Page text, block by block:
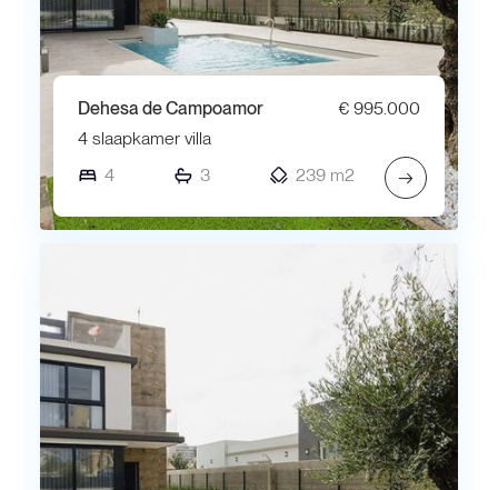
Dehesa de Campoamor
€ 995.000
4 slaapkamer villa
4
3 239 m2 →